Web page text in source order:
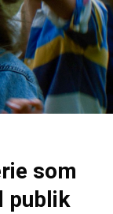
som
publik